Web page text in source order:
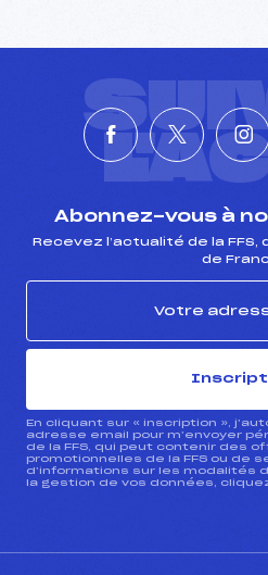
Abonnez-vous à
Recevez l’actualité de la FFS,
de
En cliquant sur « inscription »,
adresse email pour m’envoyer
de la FFS, qui peut contenir des
promotionnelles de la FFS ou de
d’informations sur les modalités
la gestion de vos données,